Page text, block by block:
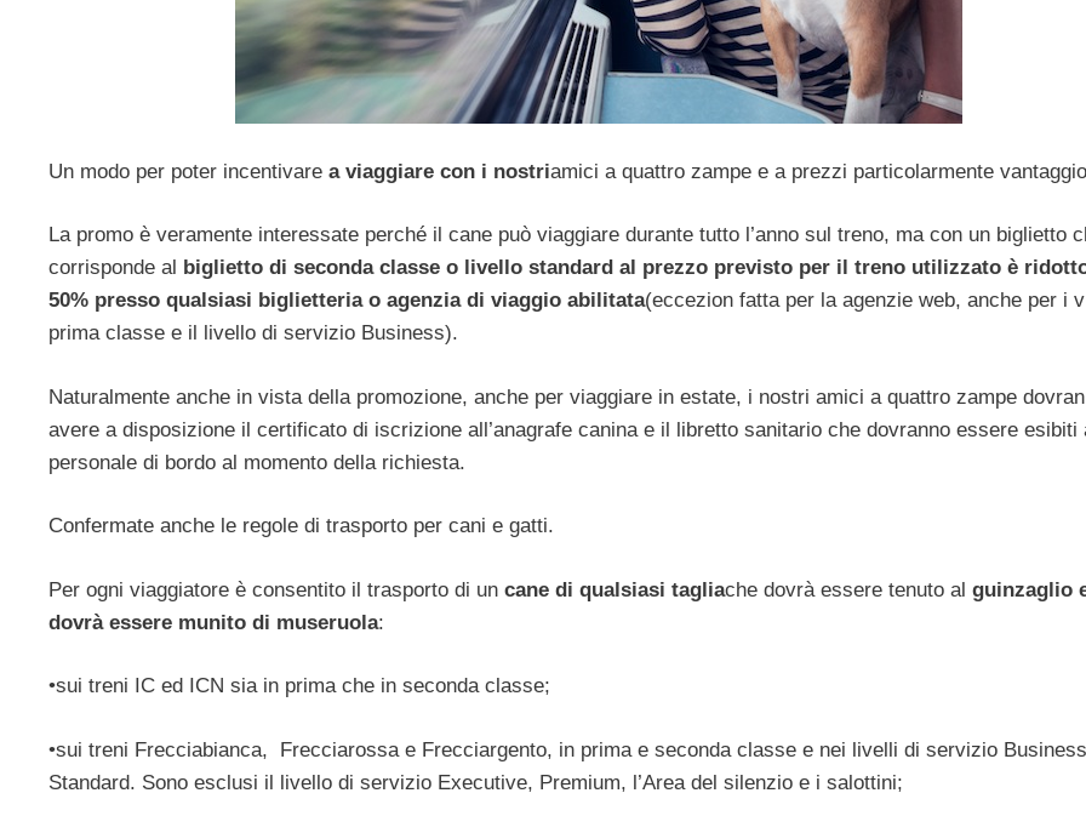
Un modo per poter incentivare a viaggiare con i nostriamici a quattro zampe e a prezzi particolarmente
La promo è veramente interessate perché il cane può viaggiare durante tutto l’anno sul treno, ma con un biglietto
corrisponde al biglietto di seconda classe o livello standard al prezzo previsto per il treno utilizzato è
50% presso qualsiasi biglietteria o agenzia di viaggio abilitata(eccezion fatta per la agenzie web, anche per i
prima classe e il livello di servizio Business).
Naturalmente anche in vista della promozione, anche per viaggiare in estate, i nostri amici a quattro zampe
avere a disposizione il certificato di iscrizione all’anagrafe canina e il libretto sanitario che dovranno essere esibiti
personale di bordo al momento della richiesta.
Confermate anche le regole di trasporto per cani e gatti.
Per ogni viaggiatore è consentito il trasporto di un cane di qualsiasi tagliache dovrà essere tenuto al guinzaglio
dovrà essere munito di museruola:
•sui treni IC ed ICN sia in prima che in seconda classe;
•sui treni Frecciabianca, Frecciarossa e Frecciargento, in prima e seconda classe e nei livelli di servizio
Standard. Sono esclusi il livello di servizio Executive, Premium, l’Area del silenzio e i salottini;